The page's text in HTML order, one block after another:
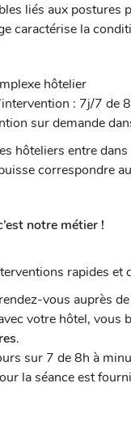
liés aux
caractérise la
hôtelier
: 7j/7 de
sur demande
hôteliers entre dans
correspondre
notre métier !
rapides
vous auprès
votre hôtel, vous
.
sur 7 de 8h à
la séance est